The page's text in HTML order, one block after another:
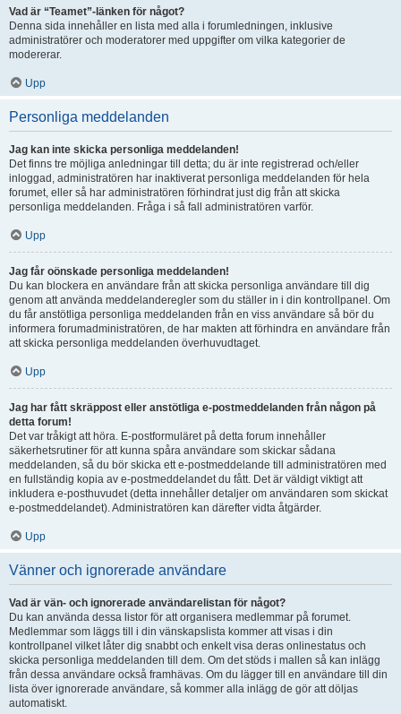
Vad är “Teamet”-länken för något?
Denna sida innehåller en lista med alla i forumledningen, inklusive
administratörer och moderatorer med uppgifter om vilka kategorier de
modererar.
Upp
Personliga meddelanden
Jag kan inte skicka personliga meddelanden!
Det finns tre möjliga anledningar till detta; du är inte registrerad och/eller
inloggad, administratören har inaktiverat personliga meddelanden för hela
forumet, eller så har administratören förhindrat just dig från att skicka
personliga meddelanden. Fråga i så fall administratören varför.
Upp
Jag får oönskade personliga meddelanden!
Du kan blockera en användare från att skicka personliga användare till dig
genom att använda meddelanderegler som du ställer in i din kontrollpanel. Om
du får anstötliga personliga meddelanden från en viss användare så bör du
informera forumadministratören, de har makten att förhindra en användare från
att skicka personliga meddelanden överhuvudtaget.
Upp
Jag har fått skräppost eller anstötliga e-postmeddelanden från någon på
detta forum!
Det var tråkigt att höra. E-postformuläret på detta forum innehåller
säkerhetsrutiner för att kunna spåra användare som skickar sådana
meddelanden, så du bör skicka ett e-postmeddelande till administratören med
en fullständig kopia av e-postmeddelandet du fått. Det är väldigt viktigt att
inkludera e-posthuvudet (detta innehåller detaljer om användaren som skickat
e-postmeddelandet). Administratören kan därefter vidta åtgärder.
Upp
Vänner och ignorerade användare
Vad är vän- och ignorerade användarelistan för något?
Du kan använda dessa listor för att organisera medlemmar på forumet.
Medlemmar som läggs till i din vänskapslista kommer att visas i din
kontrollpanel vilket låter dig snabbt och enkelt visa deras onlinestatus och
skicka personliga meddelanden till dem. Om det stöds i mallen så kan inlägg
från dessa användare också framhävas. Om du lägger till en användare till din
lista över ignorerade användare, så kommer alla inlägg de gör att döljas
automatiskt.